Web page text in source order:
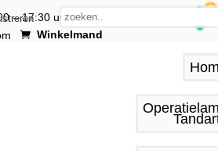
– 17:30 uur
Winkelmand
0